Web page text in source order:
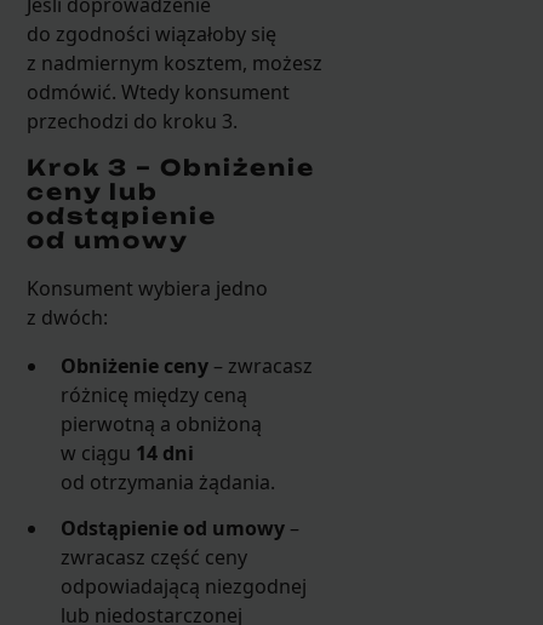
do zgodności wiązałoby się
z nadmiernym kosztem, możesz
odmówić. Wtedy konsument
przechodzi do kroku 3.
Krok 3 – Obniżenie
ceny lub
odstąpienie
od umowy
Konsument wybiera jedno
z dwóch:
Obniżenie ceny – zwracasz
różnicę między ceną
pierwotną a obniżoną
w ciągu 14 dni
od otrzymania żądania.
Odstąpienie od umowy –
zwracasz część ceny
odpowiadającą niezgodnej
lub niedostarczonej